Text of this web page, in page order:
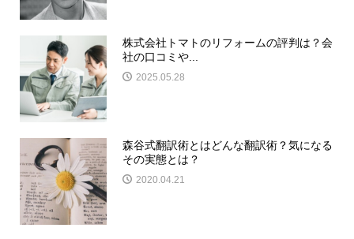
株式会社トマトのリフォームの評判は？会
社の口コミや...
2025.05.28
森谷式翻訳術とはどんな翻訳術？気になる
その実態とは？
2020.04.21